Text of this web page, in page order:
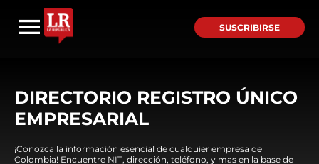
SUSCRIBIRSE
DIRECTORIO REGISTRO ÚNICO
EMPRESARIAL
¡Conozca la información esencial de cualquier empresa de
Colombia! Encuentre NIT, dirección, teléfono, y mas en la base de